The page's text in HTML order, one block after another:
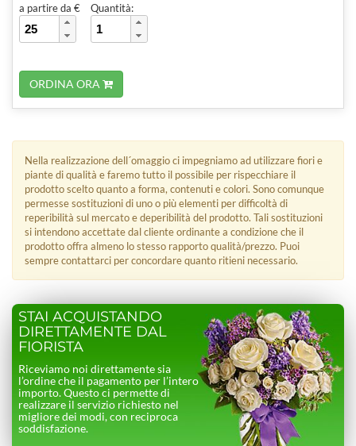
a partire da € Quantità:
ORDINA ORA
Nella realizzazione dell´omaggio ci impegniamo ad utilizzare fiori e
piante di qualità e faremo tutto il possibile per rispecchiare il
prodotto scelto quanto a forma, contenuti e colori. Sono comunque
permesse sostituzioni di uno o più elementi per difficoltà di
reperibilità sul mercato e deperibilità del prodotto. Tali sostituzioni
si intendono accettate dal cliente ordinante a condizione che il
prodotto offra almeno lo stesso rapporto qualità/prezzo. Puoi
sempre contattarci per concordare quanto ritieni necessario.
STAI ACQUISTANDO
DIRETTAMENTE DAL
FIORISTA
Riceviamo noi direttamente sia
l’ordine che il pagamento per l’intero
importo. Questo ci permette di
realizzare il servizio richiesto nel
migliore dei modi, con reciproca
soddisfazione.